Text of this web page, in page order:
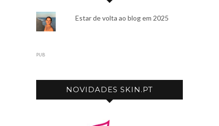
Estar de volta ao blog em 2025
PUB
NOVIDADES SKIN.PT